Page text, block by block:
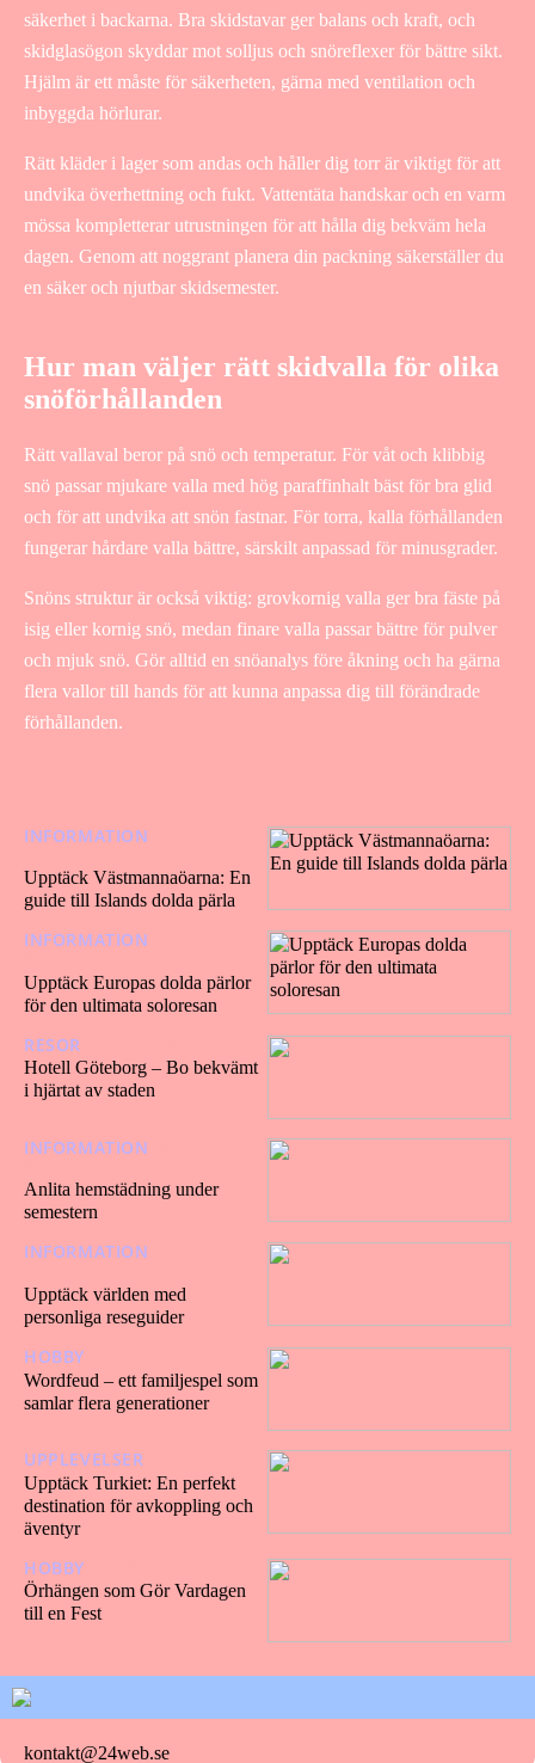
säkerhet i backarna. Bra skidstavar ger balans och kraft, och
skidglasögon skyddar mot solljus och snöreflexer för bättre sikt.
Hjälm är ett måste för säkerheten, gärna med ventilation och
inbyggda hörlurar.
Rätt kläder i lager som andas och håller dig torr är viktigt för att
undvika överhettning och fukt. Vattentäta handskar och en varm
mössa kompletterar utrustningen för att hålla dig bekväm hela
dagen. Genom att noggrant planera din packning säkerställer du
en säker och njutbar skidsemester.
Hur man väljer rätt skidvalla för olika
snöförhållanden
Rätt vallaval beror på snö och temperatur. För våt och klibbig
snö passar mjukare valla med hög paraffinhalt bäst för bra glid
och för att undvika att snön fastnar. För torra, kalla förhållanden
fungerar hårdare valla bättre, särskilt anpassad för minusgrader.
Snöns struktur är också viktig: grovkornig valla ger bra fäste på
isig eller kornig snö, medan finare valla passar bättre för pulver
och mjuk snö. Gör alltid en snöanalys före åkning och ha gärna
flera vallor till hands för att kunna anpassa dig till förändrade
förhållanden.
INFORMATION
Upptäck Västmannaöarna: En
guide till Islands dolda pärla
INFORMATION
Upptäck Europas dolda pärlor
för den ultimata soloresan
RESOR
Hotell Göteborg – Bo bekvämt
i hjärtat av staden
INFORMATION
Anlita hemstädning under
semestern
INFORMATION
Upptäck världen med
personliga reseguider
HOBBY
Wordfeud – ett familjespel som
samlar flera generationer
UPPLEVELSER
Upptäck Turkiet: En perfekt
destination för avkoppling och
äventyr
HOBBY
Örhängen som Gör Vardagen
till en Fest
kontakt@24web.se